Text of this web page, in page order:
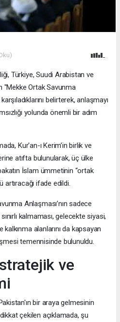
Türkiye, Suudi Arabistan ve
"Mekke Ortak Savunma
belirterek, anlaşmayı
yolunda önemli bir adım
Kur'an-ı Kerim’in birlik ve
atıfta bulunularak, üç ülke
İslam ümmetinin “ortak
artıracağı ifade edildi.
Anlaşması’nın sadece
kalmaması, gelecekte siyasi,
alanlarını da kapsayan
temennisinde bulunuldu.
ve
bir araya gelmesinin
dikkat çekilen açıklamada, şu